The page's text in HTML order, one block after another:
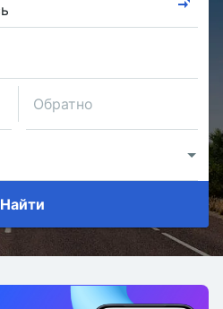
Обратно
Найти